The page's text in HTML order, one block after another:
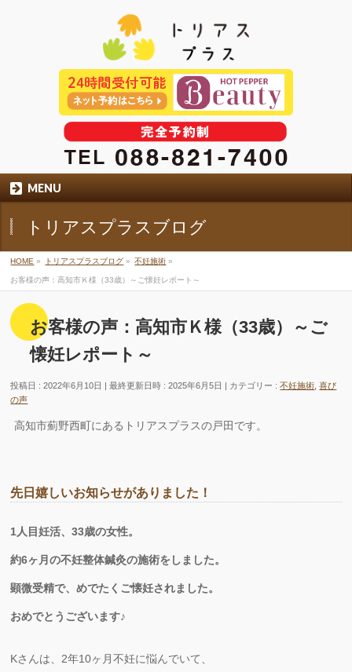
MENU
トリアスプラスブログ
HOME » トリアスプラスブログ » 不妊施術 »
お客様の声：高知市Ｋ様（33歳）～ご懐妊レポート～
お客様の声：高知市Ｋ様（33歳）～ご
懐妊レポート～
投稿日 : 2022年6月10日 最終更新日時 : 2025年6月5日 カテゴリー :不妊施術,喜び
の声
高知市薊野西町にあるトリアスプラスの戸田です。
先日嬉しいお知らせがありました！
1人目妊活、33歳の女性。
約6ヶ月の不妊整体鍼灸の施術をしました。
顕微受精で、めでたくご懐妊されました。
おめでとうございます♪
Kさんは、2年10ヶ月不妊に悩んでいて、